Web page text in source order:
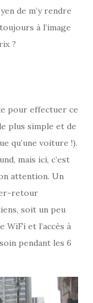
de m’y rendre
à l’image
?
pour effectuer ce
plus simple et de
qu’une voiture !).
mais ici, c’est
attention. Un
retour
soit un peu
WiFi et l’accès à
pendant les 6